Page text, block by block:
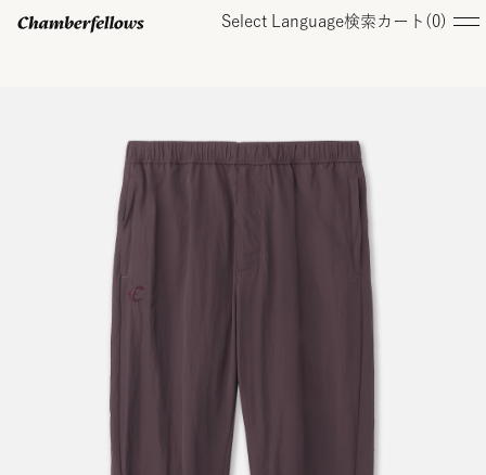
Select Language検索 カート( 0)
オンラインストア
コレクション